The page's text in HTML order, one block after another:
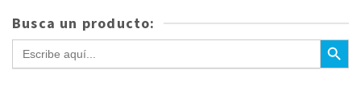
Busca un producto:
Buscar: Botón de